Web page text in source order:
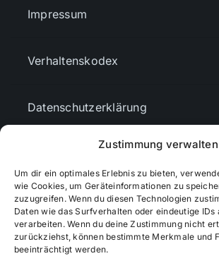
Zustimmung verwalten
Um dir ein optimales Erlebnis zu bieten,
wie Cookies, um Geräteinformationen zu
zuzugreifen. Wenn du diesen Technologien
Daten wie das Surfverhalten oder eindeutige IDs
verarbeiten. Wenn du deine Zustimmung nicht
zurückziehst, können bestimmte Merkmale und
beeinträchtigt werden.
Impressum
Verhaltenskodex
Datenschutzerklärung
Cookie-Richtlinie (EU)
Mediendaten